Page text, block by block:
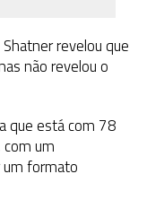
revelou que
não revelou o
que está com 78
um
formato